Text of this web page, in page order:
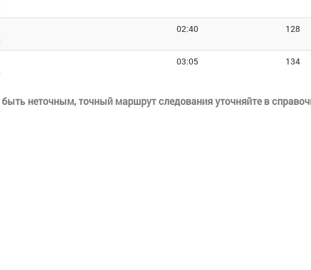
02:40 128
03:05 134
неточным, точный маршрут следования уточняйте в